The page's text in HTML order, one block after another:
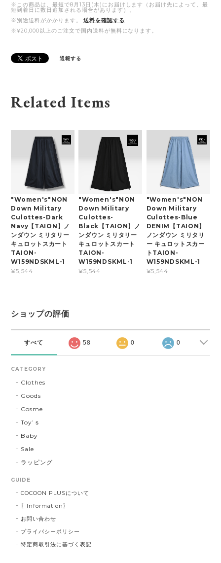
※この商品は、最短で8月13日(木)にお届けします（お届け先によって、最
短到着日に数日追加される場合があります）。
※別途送料がかかります。
送料を確認する
※¥20,000以上のご注文で国内送料が無料になります。
通報する
Related Items
"Women's"NON
Down Military
Culottes-Dark
Navy【TAION】ノ
ンダウン ミリタリー
キュロットスカート
TAION-
W159NDSKML-1
¥5,544
"Women's"NON
Down Military
Culottes-
Black【TAION】ノ
ンダウン ミリタリー
キュロットスカート
TAION-
W159NDSKML-1
¥5,544
"Women's"NON
Down Military
Culottes-Blue
DENIM【TAION】
ノンダウン ミリタリ
ー キュロットスカー
トTAION-
W159NDSKML-1
¥5,544
ショップの評価
すべて 58 0 0
CATEGORY
Clothes
Goods
Cosme
Toy’ｓ
Baby
Sale
ラッピング
GUIDE
COCOON PLUSについて
〖Information〗
お問い合わせ
プライバシーポリシー
特定商取引法に基づく表記